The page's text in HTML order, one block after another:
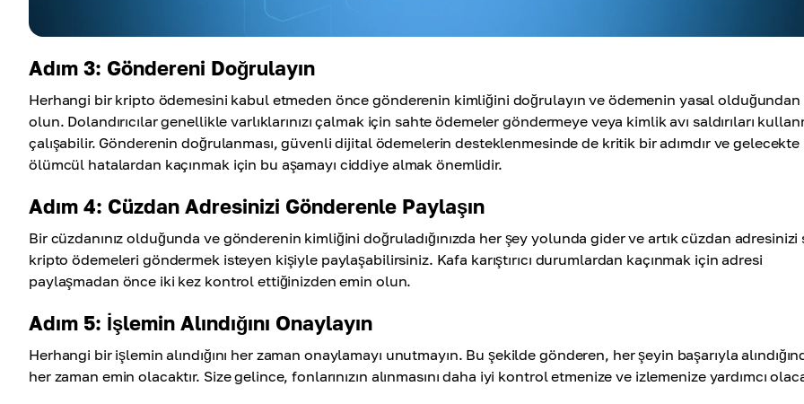
Adım 3: Göndereni Doğrulayın
Herhangi bir kripto ödemesini kabul etmeden önce gönderenin kimliğini doğrulayın ve ödemenin yasal olduğundan
olun. Dolandırıcılar genellikle varlıklarınızı çalmak için sahte ödemeler göndermeye veya kimlik avı saldırıları
çalışabilir. Gönderenin doğrulanması, güvenli dijital ödemelerin desteklenmesinde de kritik bir adımdır ve gelecekte
ölümcül hatalardan kaçınmak için bu aşamayı ciddiye almak önemlidir.
Adım 4: Cüzdan Adresinizi Gönderenle Paylaşın
Bir cüzdanınız olduğunda ve gönderenin kimliğini doğruladığınızda her şey yolunda gider ve artık cüzdan adresinizi
kripto ödemeleri göndermek isteyen kişiyle paylaşabilirsiniz. Kafa karıştırıcı durumlardan kaçınmak için adresi
paylaşmadan önce iki kez kontrol ettiğinizden emin olun.
Adım 5: İşlemin Alındığını Onaylayın
Herhangi bir işlemin alındığını her zaman onaylamayı unutmayın. Bu şekilde gönderen, her şeyin başarıyla
her zaman emin olacaktır. Size gelince, fonlarınızın alınmasını daha iyi kontrol etmenize ve izlemenize yardımcı